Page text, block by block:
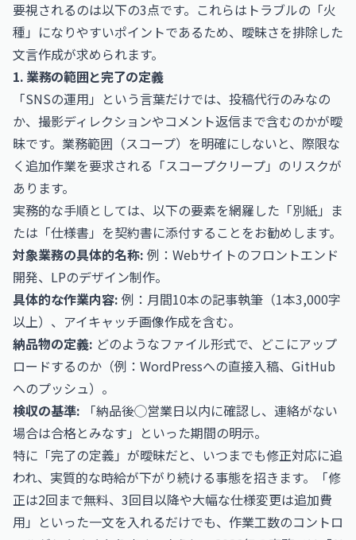
要視されるのは以下の3点です。これらはトラブルの「火
種」になりやすいポイントであるため、曖昧さを排除した
文言作成が求められます。
1. 業務の範囲と完了の定義
「SNSの運用」という言葉だけでは、投稿代行のみなの
か、撮影ディレクションやコメント返信まで含むのかが曖
昧です。業務範囲（スコープ）を明確にしないと、際限な
く追加作業を要求される「スコープクリープ」のリスクが
あります。
実務的な手順としては、以下の要素を網羅した「別紙」ま
たは「仕様書」を契約書に添付することをお勧めします。
対象業務の具体的名称: 例：Webサイトのフロントエンド
開発、LPのデザイン制作。
具体的な作業内容: 例：月間10本の記事執筆（1本3,000字
以上）、アイキャッチ画像作成を含む。
納品物の定義: どのようなファイル形式で、どこにアップ
ロードするのか（例：WordPressへの直接入稿、GitHub
へのプッシュ）。
検収の基準: 「納品後◯営業日以内に確認し、連絡がない
場合は合格とみなす」といった期間の明示。
特に「完了の定義」が曖昧だと、いつまでも修正対応に追
われ、実質的な時給が下がり続ける事態を招きます。「修
正は2回まで無料、3回目以降や大幅な仕様変更は追加費
用」といった一文を入れるだけでも、作業工数のコントロ